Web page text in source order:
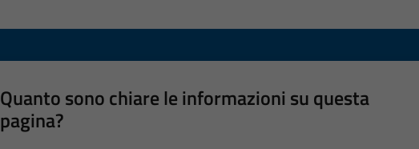
Quanto sono chiare le informazioni su questa
pagina?